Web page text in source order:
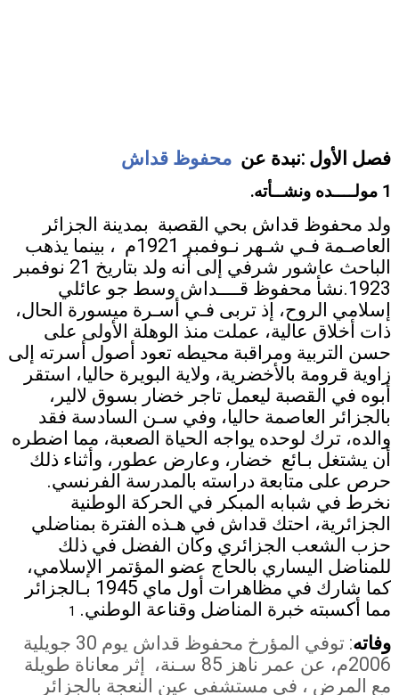
فصل الأول :نبدة عن محفوظ قداش
1 مولــــده ونشــأته .
ولد محفوظ قداش بحي القصبة بمدينة الجزائر
العاصـمة فـي شـهر نـوفمبر 1921م ، بينما يذهب
الباحث عاشور شرفي إلى أنه ولد بتاريخ 21 نوفمبر
1923.نشأ محفوظ قــــداش وسط جو عائلي
إسلامي الروح، إذ تربى فـي أسـرة ميسورة الحال،
ذات أخلاق عالية، عملت منذ الوهلة الأولى على
حسن التربية ومراقبة محيطه تعود أصول أسرته إلى
زاوية قرومة بالأخضرية، ولاية البويرة حاليا، استقر
أبوه في القصبة ليعمل تاجر خضار بسوق لالير،
بالجزائر العاصمة حاليا، وفي سـن السادسة فقد
والده، ترك لوحده يواجه الحياة الصعبة، مما اضطره
أن يشتغل بـائع خضار، وعارض عطور، وأثناء ذلك
حرص على متابعة دراسته بالمدرسة الفرنسي.
نخرط في شبابه المبكر في الحركة الوطنية
الجزائرية، احتك قداش في هـذه الفترة بمناضلي
حزب الشعب الجزائري وكان الفضل في ذلك
للمناضل اليساري بالحاج عضو المؤتمر الإسلامي،
كما شارك في مظاهرات أول ماي 1945 بـالجزائر
مما أكسبته خبرة المناضل وقناعة الوطني.
1
وفاته:
توفي المؤرخ محفوظ قداش يوم 30 جويلية
2006م، عن عمر ناهز 85 سـنة،
إثر معاناة طويلة
مع المرض ، في مستشفى عين النعجة بالجزائر